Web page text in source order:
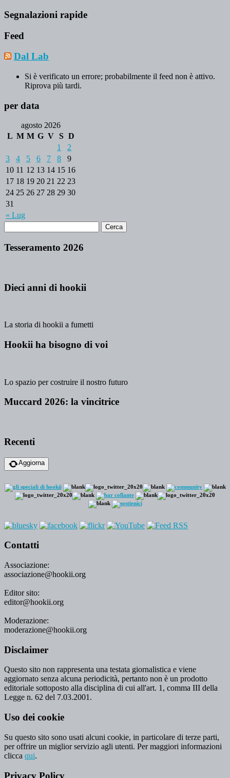
Segnalazioni rapide
Feed
Dal Lab
Si è verificato un errore; probabilmente il feed non è attivo.
Riprova più tardi.
per data
agosto 2026
L M M G V S D
« Lug
1
2
3
4 5 6 7 8
9
10 11 12 13 14 15 16
17 18 19 20 21 22 23
24 25 26 27 28 29 30
31
Tesseramento 2026
Dieci anni di hookii
La storia di hookii a fumetti
Hookii ha bisogno di voi
Lo spazio per costruire il nostro futuro
Muccard 2026: la vincitrice
Recenti
Aggiorna
Contatti
Associazione:
associazione@hookii.org
Editor sito:
editor@hookii.org
Moderazione:
moderazione@hookii.org
Disclaimer
Questo sito non rappresenta una testata giornalistica e viene
aggiornato senza alcuna periodicità, pertanto non è un prodotto
editoriale sottoposto alla disciplina di cui all'art. 1, comma III della
Legge n. 62 del 7.03.2001.
Uso dei cookie
Su questo sito sono usati alcuni cookie, in particolare di terze parti,
per offrire un miglior servizio agli utenti. Per maggiori informazioni
clicca qui.
Privacy Policy